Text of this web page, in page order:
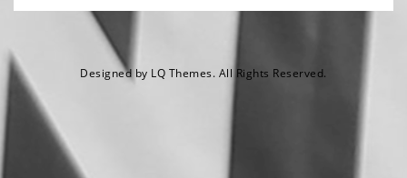
Designed by LQ Themes. All Rights Reserved.